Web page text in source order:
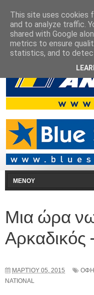
Μια ώρα
ΜΑΡΤΊΟΥ 05, 2015 ΟΦΗ
NATIONAL
This site uses cookies
and to analyze traffic.
shared with Google
metrics to ensure
statistics, and to